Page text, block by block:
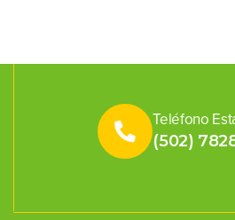
Teléfono
(502)